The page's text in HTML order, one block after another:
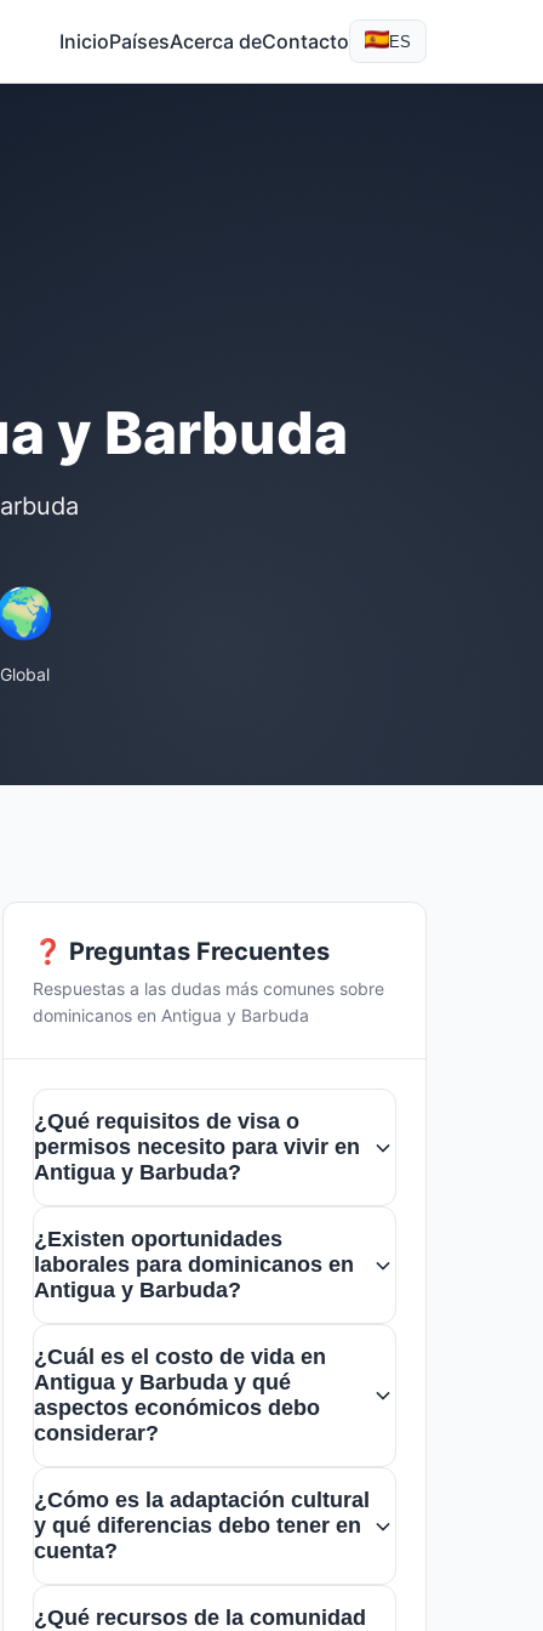
InicioPaísesAcerca deContacto ES
y Barbuda
Global
❓ Preguntas Frecuentes
Respuestas a las dudas más comunes sobre
dominicanos en Antigua y Barbuda
¿Qué requisitos de visa o
permisos necesito para vivir en
Antigua y Barbuda?
necesitan solicitar una visa de
residencia o permiso de trabajo,
dependiendo del motivo de su
estadía. Es recomendable consultar
la embajada o el consulado para
información actualizada y
¿Existen oportunidades
laborales para dominicanos en
Antigua y Barbuda?
hospitalidad y construcción, aunque
la competencia puede ser alta.
Conectarse con la comunidad local y
el chat de dominicanos puede
facilitar el acceso a ofertas y
networking.
¿Cuál es el costo de vida en
Antigua y Barbuda y qué
aspectos económicos debo
considerar?
especialmente en alquiler y
alimentación importada. Es
importante planificar un
presupuesto y buscar apoyo en la
¿Cómo es la adaptación cultural
y qué diferencias debo tener en
cuenta?
¿Qué recursos de la comunidad